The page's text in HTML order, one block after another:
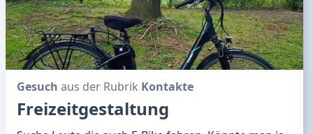
Gesuch aus der Rubrik Kontakte
Freizeitgestaltung